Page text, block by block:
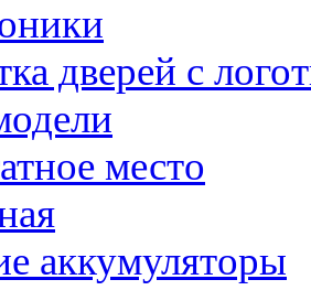
дверей с
место
аккумуляторы